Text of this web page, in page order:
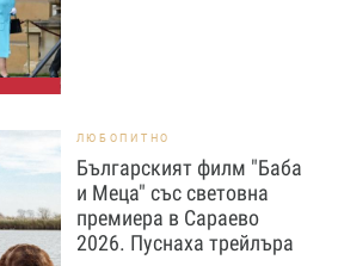
ЛЮБОПИТНО
Българският филм "Баба
и Меца" със световна
премиера в Сараево
2026. Пуснаха трейлъра